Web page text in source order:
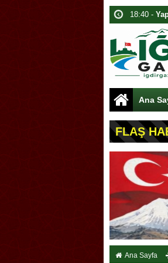
18:00 -
17:40 -
16:40 -
16:00 -13.
15:40 -
14:40 -
14:00 -
13:40 -
19:00 -
Ana
FLAŞ
Ana Sayfa